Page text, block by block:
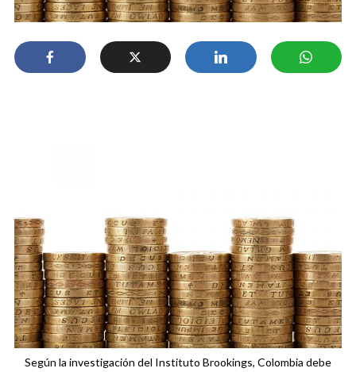
Según la investigación del Instituto Brookings, Colombia debe